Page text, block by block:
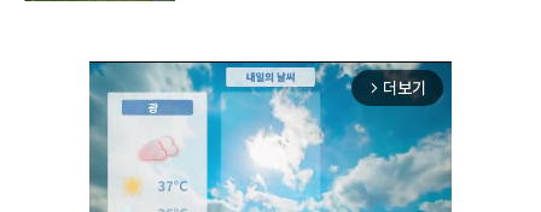
arrow_forward_ios 더보기